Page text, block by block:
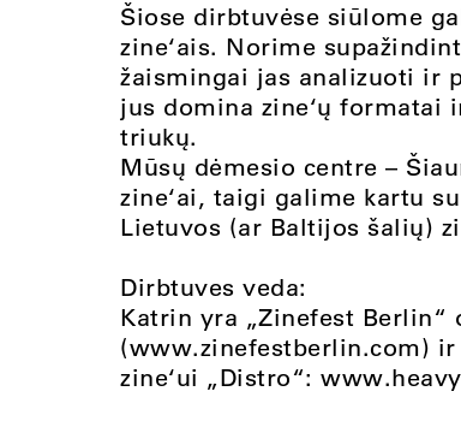
Šiose dirbtuvėse siūlome
zine‘ais. Norime
žaismingai jas analizuoti ir
jus domina zine‘ų
triukų.
Mūsų dėmesio centre –
zine‘ai, taigi galime kartu
Lietuvos (ar Baltijos šalių)
Dirbtuves veda:
Katrin yra „Zinefest Berlin“
(www.zinefestberlin.com)
zine‘ui „Distro“: